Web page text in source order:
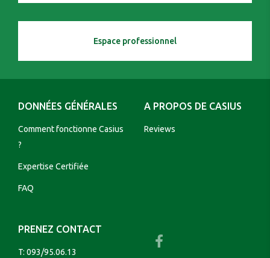
Espace professionnel
DONNÉES GÉNÉRALES
Comment fonctionne Casius
?
Expertise Certifiée
FAQ
A PROPOS DE CASIUS
Reviews
PRENEZ CONTACT
T: 093/95.06.13